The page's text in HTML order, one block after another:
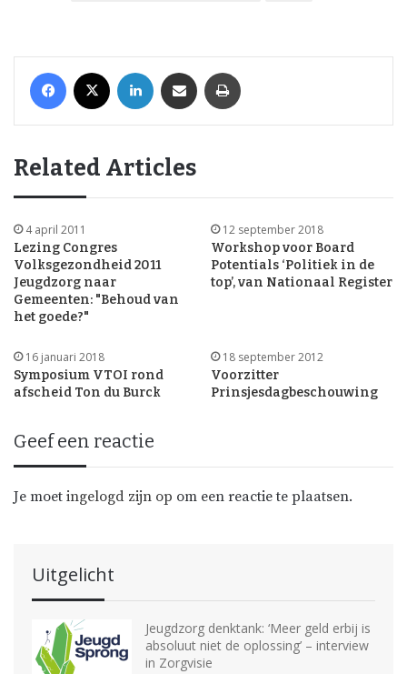
Related Articles
4 april 2011
Lezing Congres
Volksgezondheid 2011
Jeugdzorg naar
Gemeenten: "Behoud van
het goede?"
12 september 2018
Workshop voor Board
Potentials ‘Politiek in de
top’, van Nationaal Register
16 januari 2018
Symposium VTOI rond
afscheid Ton du Burck
18 september 2012
Voorzitter
Prinsjesdagbeschouwing
Geef een reactie
Je moet ingelogd zijn op om een reactie te plaatsen.
Uitgelicht
Jeugdzorg denktank: ‘Meer geld erbij is
absoluut niet de oplossing’ – interview
in Zorgvisie